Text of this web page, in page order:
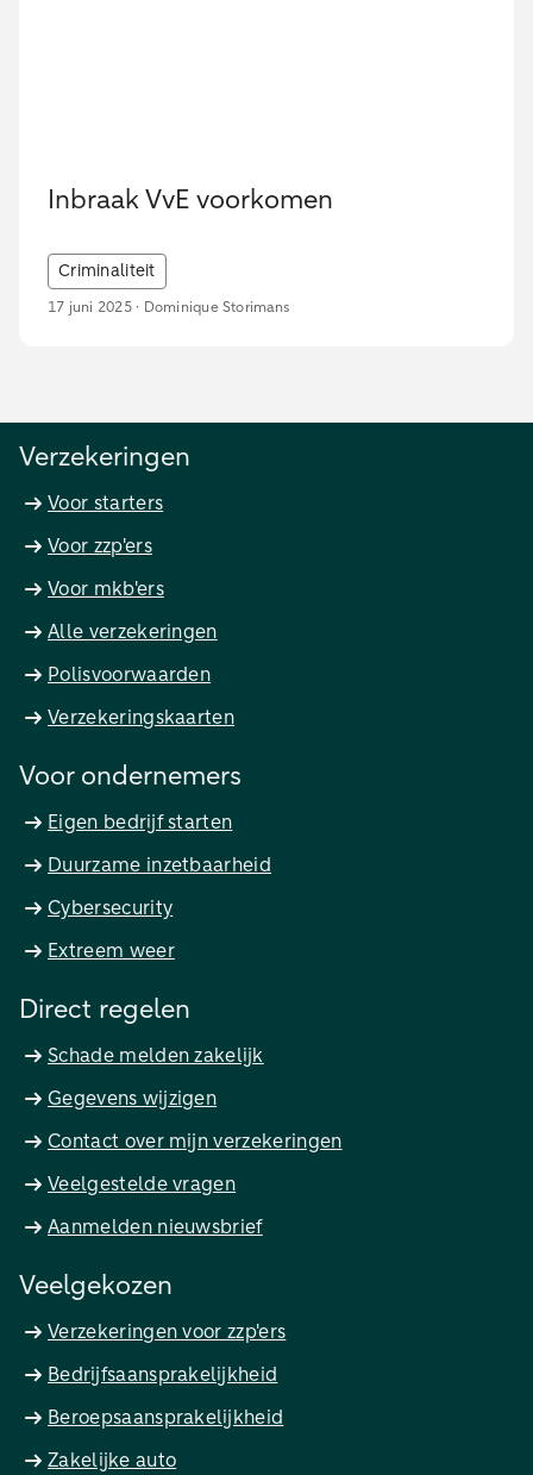
Inbraak VvE voorkomen
Criminaliteit
17 juni 2025 · Dominique Storimans
Verzekeringen
Voor starters
Voor zzp'ers
Voor mkb'ers
Alle verzekeringen
Polisvoorwaarden
Verzekeringskaarten
Voor ondernemers
Eigen bedrijf starten
Duurzame inzetbaarheid
Cybersecurity
Extreem weer
Direct regelen
Schade melden zakelijk
Gegevens wijzigen
Contact over mijn verzekeringen
Veelgestelde vragen
Aanmelden nieuwsbrief
Veelgekozen
Verzekeringen voor zzp'ers
Bedrijfsaansprakelijkheid
Beroepsaansprakelijkheid
Zakelijke auto